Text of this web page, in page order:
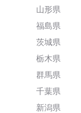
山形県
福島県
茨城県
栃木県
群馬県
千葉県
新潟県